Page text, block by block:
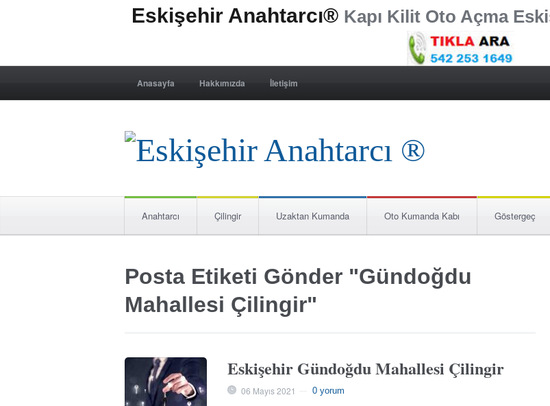
Eskişehir Anahtarcı® Kapı Kilit Oto Açma
Anasayfa Hakkımızda İletişim
Anahtarcı Çilingir Uzaktan Kumanda Oto Kumanda Kabı Göstergeç
Posta Etiketi Gönder "Gündoğdu
Mahallesi Çilingir"
Eskişehir Gündoğdu Mahallesi Çilingir
06 Mayıs 2021 0 yorum